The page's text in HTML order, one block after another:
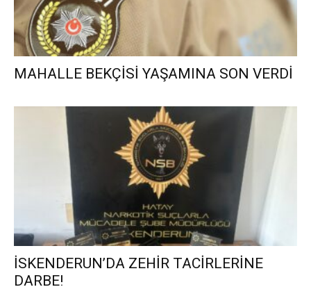
MAHALLE BEKÇİSİ YAŞAMINA SON VERDİ
İSKENDERUN’DA ZEHİR TACİRLERİNE
DARBE!